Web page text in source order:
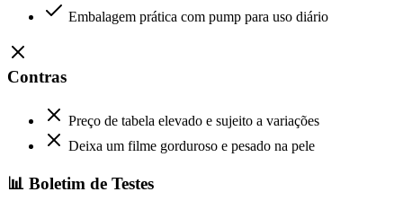
Embalagem prática com pump para uso diário
Contras
Preço de tabela elevado e sujeito a variações
Deixa um filme gorduroso e pesado na pele
📊 Boletim de Testes